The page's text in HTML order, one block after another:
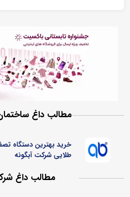
مطالب داغ
خرید بهترین دستگاه
طلایی شرکت آبگونه
مطالب داغ